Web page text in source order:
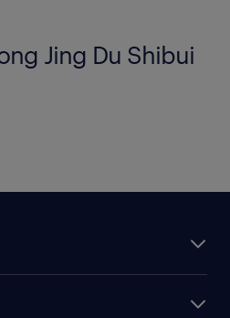
Jing Du Shibui